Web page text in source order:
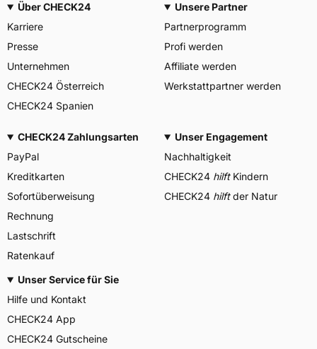
Über CHECK24
Karriere
Presse
Unternehmen
CHECK24 Österreich
CHECK24 Spanien
Unsere Partner
Partnerprogramm
Profi werden
Affiliate werden
Werkstattpartner werden
CHECK24 Zahlungsarten
PayPal
Kreditkarten
Sofortüberweisung
Rechnung
Lastschrift
Ratenkauf
Unser Engagement
Nachhaltigkeit
CHECK24 hilftKindern
CHECK24 hilftder Natur
Unser Service für Sie
Hilfe und Kontakt
CHECK24 App
CHECK24 Gutscheine